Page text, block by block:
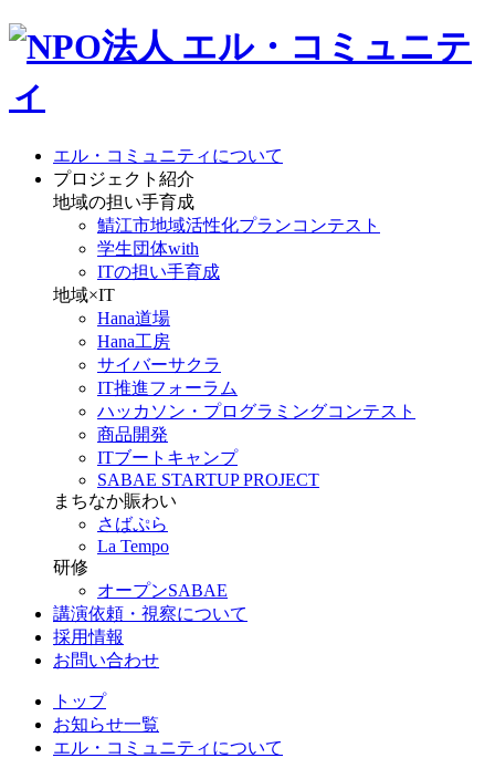
エル・コミュニティについて
プロジェクト紹介
地域の担い手育成
鯖江市地域活性化プランコンテスト
学生団体with
ITの担い手育成
地域×IT
Hana道場
Hana工房
サイバーサクラ
IT推進フォーラム
ハッカソン・プログラミングコンテスト
商品開発
ITブートキャンプ
SABAE STARTUP PROJECT
まちなか賑わい
さばぷら
La Tempo
研修
オープンSABAE
講演依頼・視察について
採用情報
お問い合わせ
トップ
お知らせ一覧
エル・コミュニティについて